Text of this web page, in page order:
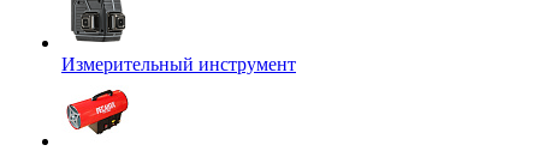
Измерительный инструмент